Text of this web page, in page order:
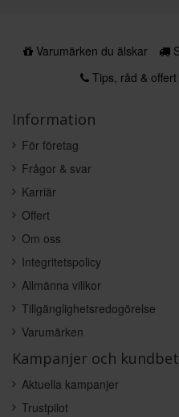
Varumärken du älskar
Tips, råd &
Information
För företag
Frågor & svar
Karriär
Offert
Om oss
Integritetspolicy
Allmänna villkor
Tillgänglighetsredogörelse
Varumärken
Kampanjer och
Aktuella kampanjer
Trustpilot